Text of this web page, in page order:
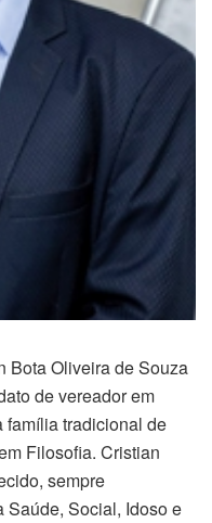
Bota Oliveira de Souza
de vereador em
família tradicional de
Filosofia. Cristian
sempre
Saúde, Social, Idoso e